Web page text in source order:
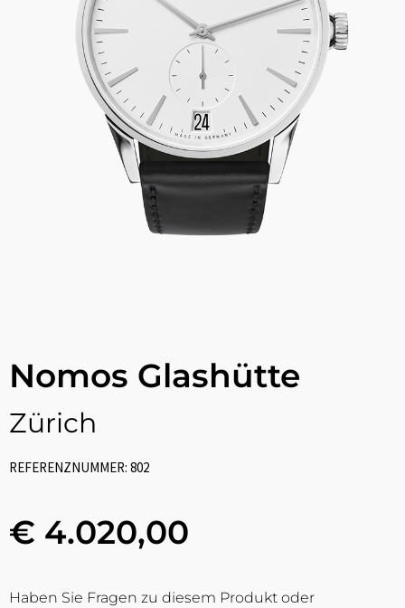
Nomos Glashütte
Zürich
REFERENZNUMMER: 802
€ 4.020,00
Haben Sie Fragen zu diesem Produkt oder